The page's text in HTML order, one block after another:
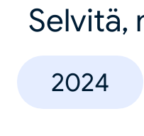
Selvitä,
2024